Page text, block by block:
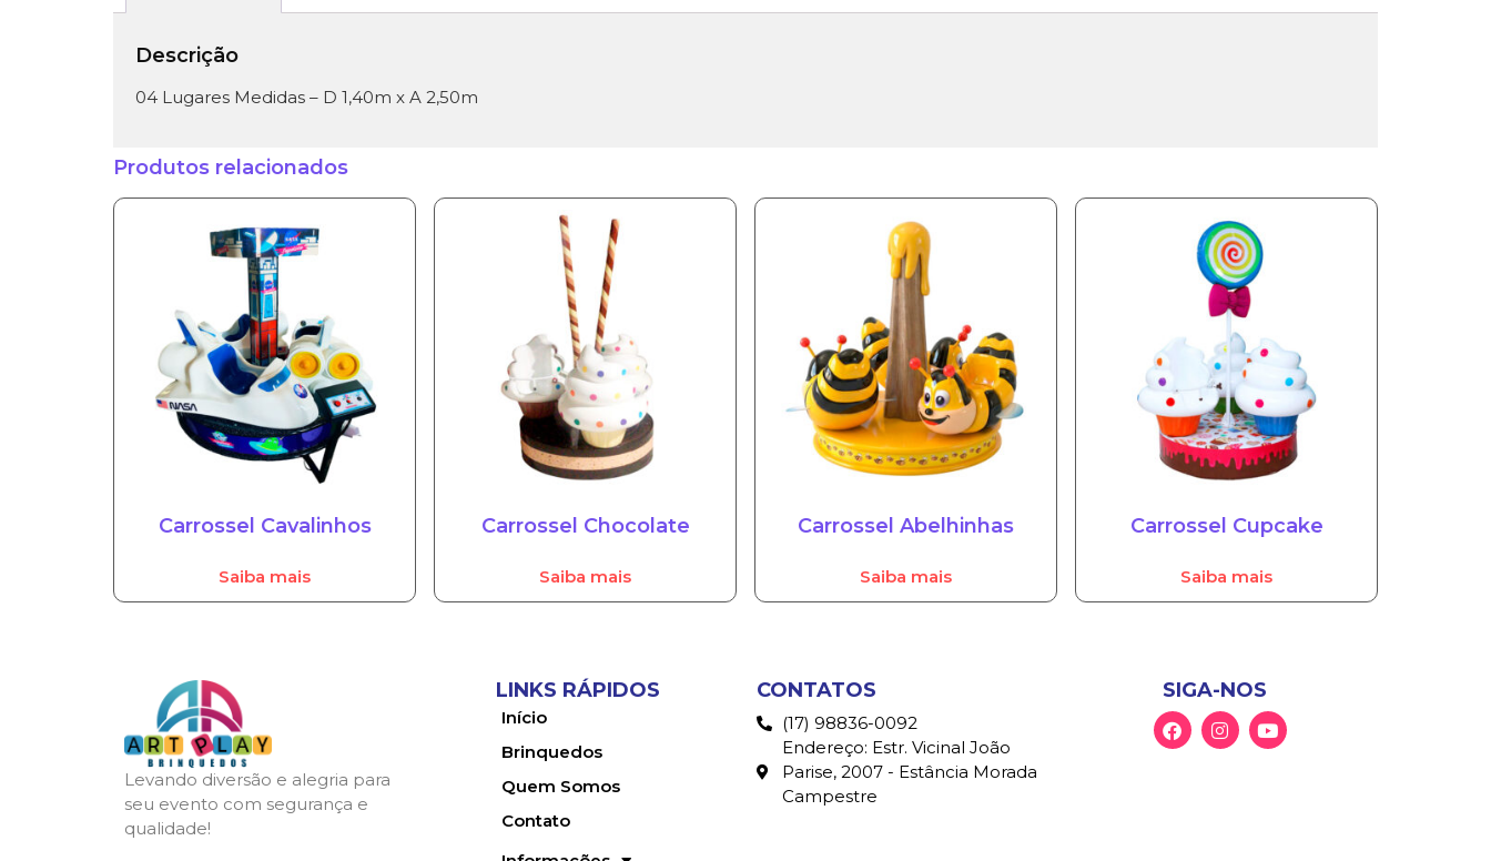
Descrição
04 Lugares Medidas – D 1,40m x A 2,50m
Produtos relacionados
Carrossel Cavalinhos
Saiba mais
Carrossel Chocolate
Saiba mais
Carrossel Abelhinhas
Saiba mais
Carrossel Cupcake
Saiba mais
Levando diversão e alegria para
seu evento com segurança e
qualidade!
LINKS RÁPIDOS
Início
Brinquedos
Quem Somos
Contato
CONTATOS
(17) 98836-0092
Endereço: Estr. Vicinal João
Parise, 2007 - Estância Morada
Campestre
SIGA-NOS